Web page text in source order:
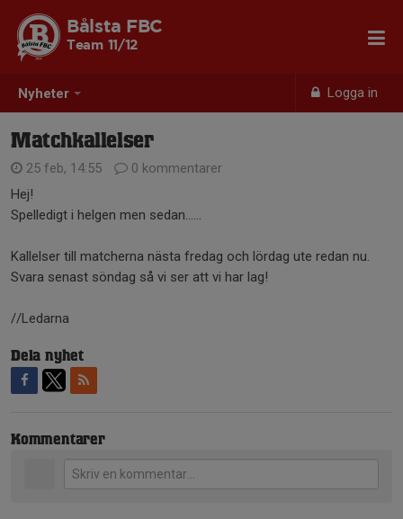
Nyheter Logga in
Bålsta FBC
Team 11/12
Matchkallelser
25 feb, 14:55
0 kommentarer
Hej!
Spelledigt i helgen men sedan......
Kallelser till matcherna nästa fredag och lördag ute redan nu.
Svara senast söndag så vi ser att vi har lag!
//Ledarna
Dela nyhet
Kommentarer